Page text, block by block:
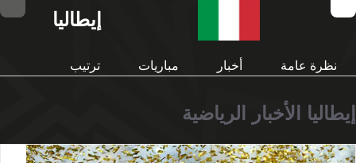
إيطاليا
نظرة عامة أخبار مباريات ترتيب
إيطاليا الأخبار الرياضية